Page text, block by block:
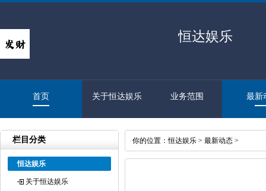
恒达娱乐
首页 关于恒达娱乐 业务范围 最新
栏目分类
恒达娱乐
关于恒达娱乐
你的位置：恒达娱乐 > 最新动态 >